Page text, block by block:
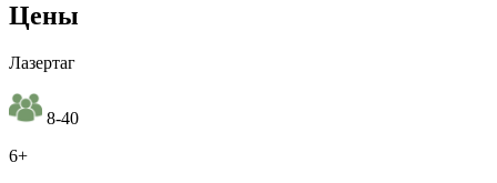
Цены
Лазертаг
8-40
6+